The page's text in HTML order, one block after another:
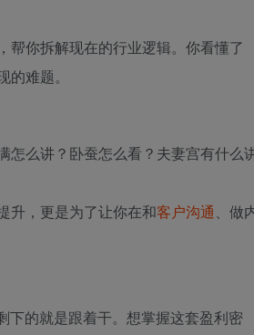
帮你拆解现在的行业逻辑。你看懂了
难题。
怎么讲？卧蚕怎么看？夫妻宫有什么
升，更是为了让你在和客户沟通、做
下的就是跟着干。想掌握这套盈利密